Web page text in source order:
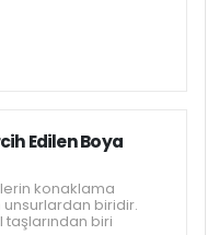
Edilen Boya
konaklama
biridir.
taşlarından biri